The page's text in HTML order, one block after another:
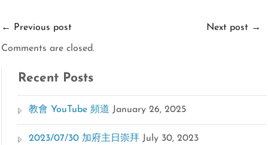
← Previous post Next post →
Comments are closed.
Recent Posts
教會 YouTube 頻道 January 26, 2025
2023/07/30 加府主日崇拜 July 30, 2023